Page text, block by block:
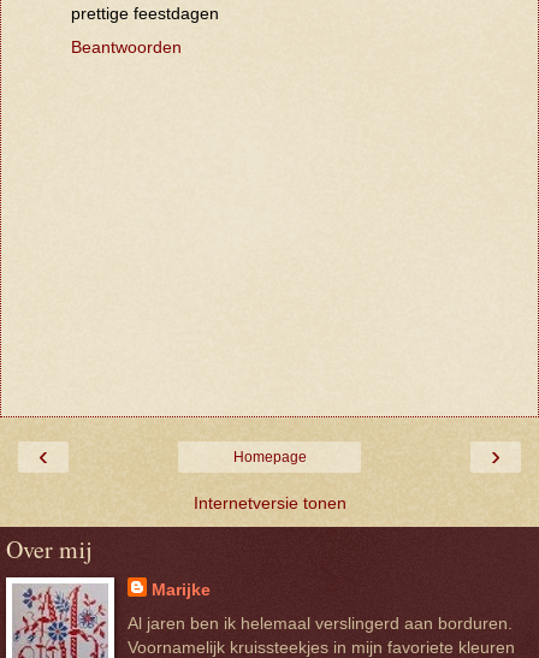
prettige feestdagen
Beantwoorden
‹ ›
Homepage
Internetversie tonen
Over mij
Marijke
Al jaren ben ik helemaal verslingerd aan borduren.
Voornamelijk kruissteekjes in mijn favoriete kleuren